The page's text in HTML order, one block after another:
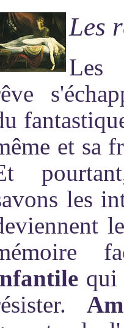
Les
Les
et sa
les
qui